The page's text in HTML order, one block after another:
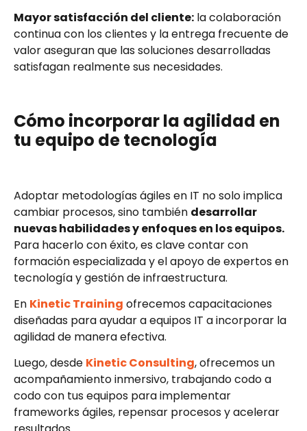
Mayor satisfacción del cliente: la colaboración
continua con los clientes y la entrega frecuente de
valor aseguran que las soluciones desarrolladas
satisfagan realmente sus necesidades.
Cómo incorporar la agilidad en
tu equipo de tecnología
Adoptar metodologías ágiles en IT no solo implica
cambiar procesos, sino también desarrollar
nuevas habilidades y enfoques en los equipos.
Para hacerlo con éxito, es clave contar con
formación especializada y el apoyo de expertos en
tecnología y gestión de infraestructura.
En Kinetic Training ofrecemos capacitaciones
diseñadas para ayudar a equipos IT a incorporar la
agilidad de manera efectiva.
Luego, desde Kinetic Consulting, ofrecemos un
acompañamiento inmersivo, trabajando codo a
codo con tus equipos para implementar
frameworks ágiles, repensar procesos y acelerar